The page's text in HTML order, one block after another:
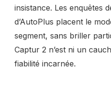
insistance. Les enquêtes
d’AutoPlus placent le
segment, sans briller
Captur 2 n’est ni un
fiabilité incarnée.